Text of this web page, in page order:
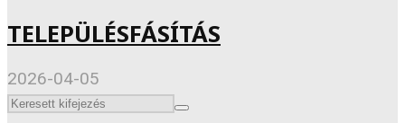
TELEPÜLÉSFÁSÍTÁS
2026-04-05